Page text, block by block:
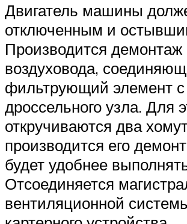
Двигатель машины
отключенным и
Производится демонтаж
воздуховода,
фильтрующий элемент
дроссельного узла. Для
откручиваются два
производится его
будет удобнее
Отсоединяется
вентиляционной